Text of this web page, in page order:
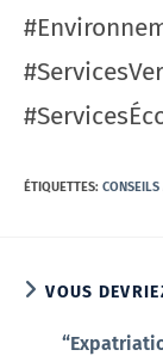
ÉTIQUETTES:
VOUS